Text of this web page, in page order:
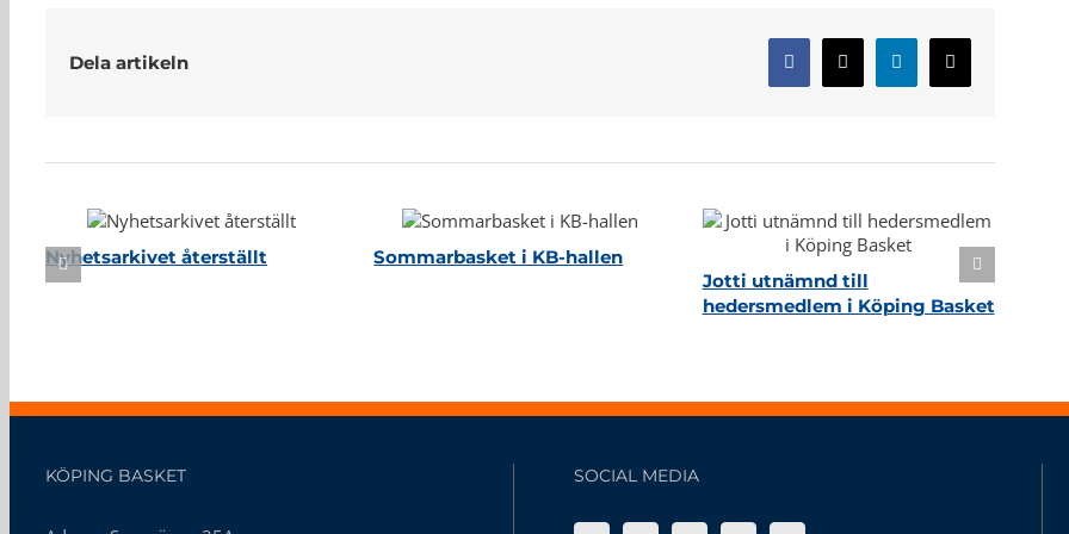
Dela artikeln Facebook
X LinkedIn
E-
post
Nyhetsarkivet återställt
Sommarbasket i KB-hallen
Jotti utnämnd till
hedersmedlem i Köping Basket
KÖPING BASKET SOCIAL MEDIA